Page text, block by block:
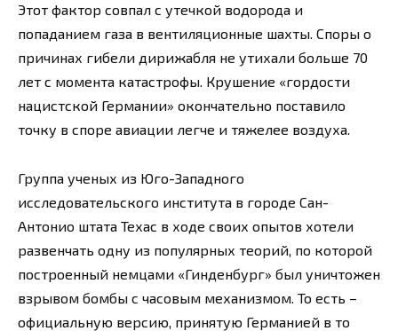
Этот фактор совпал с утечкой водорода и
попаданием газа в вентиляционные шахты. Споры о
причинах гибели дирижабля не утихали больше 70
лет с момента катастрофы. Крушение «гордости
нацистской Германии» окончательно поставило
точку в споре авиации легче и тяжелее воздуха.
Группа ученых из Юго-Западного
исследовательского института в городе Сан-
Антонио штата Техас в ходе своих опытов хотели
развенчать одну из популярных теорий, по которой
построенный немцами «Гинденбург» был уничтожен
взрывом бомбы с часовым механизмом. То есть –
официальную версию, принятую Германией в то